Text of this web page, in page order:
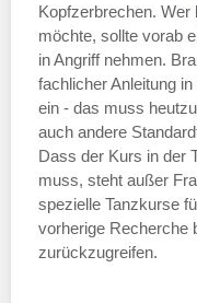
Dienstag
Kopfzerbrechen.
möchte, sollte vorab
in Angriff nehmen.
fachlicher Anleitung
ein - das muss
auch andere
Dass der Kurs in der
muss, steht außer
spezielle Tanzkurse
vorherige Recherche
zurückzugreifen.